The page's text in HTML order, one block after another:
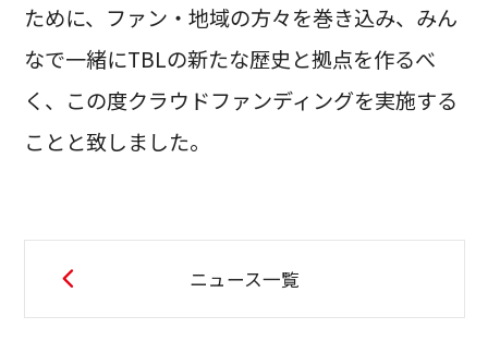
ために、ファン・地域の方々を巻き込み、みん
なで一緒にTBLの新たな歴史と拠点を作るべ
く、この度クラウドファンディングを実施する
ことと致しました。
ニュース一覧